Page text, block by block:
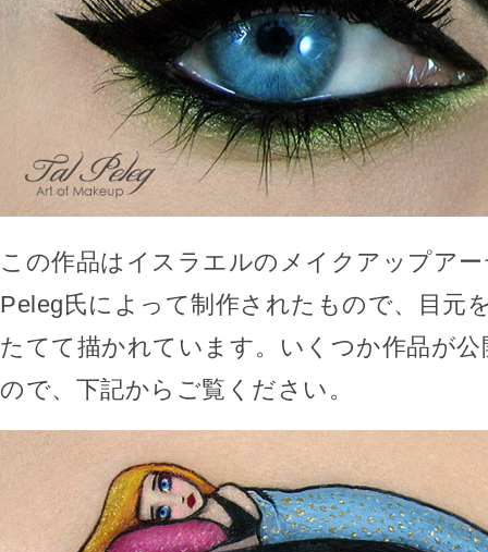
この作品はイスラエルのメイクアップア
Peleg氏によって制作されたもので、目元
たてて描かれています。いくつか作品が
ので、下記からご覧ください。